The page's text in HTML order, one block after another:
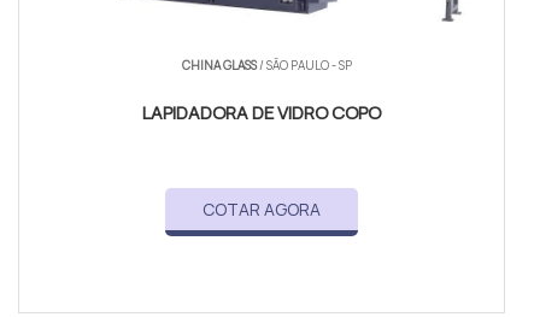
CHINA GLASS/ SÃO PAULO - SP
LAPIDADORA DE VIDRO COPO
COTAR AGORA